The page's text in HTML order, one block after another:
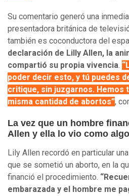
Su comentario generó una
presentadora británica de
también es coconductora del
declaración de Lilly Allen, la
compartió su propia vivencia.
poder decir esto, y tú puedes
critique, sin juzgarnos. Hemos
misma cantidad de abortos”,
La vez que un hombre
Allen y ella lo vio como
Lily Allen recordó en particular
que se sometió un aborto, en la
financió el procedimiento.
embarazada y el hombre me